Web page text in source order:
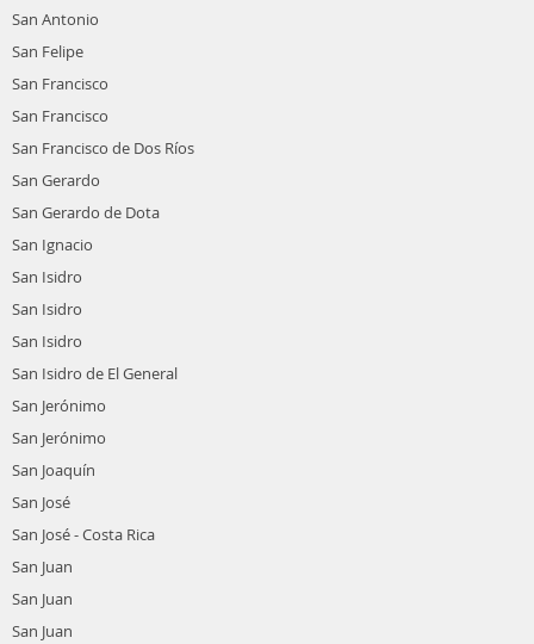
San Antonio
San Felipe
San Francisco
San Francisco
San Francisco de Dos Ríos
San Gerardo
San Gerardo de Dota
San Ignacio
San Isidro
San Isidro
San Isidro
San Isidro de El General
San Jerónimo
San Jerónimo
San Joaquín
San José
San José - Costa Rica
San Juan
San Juan
San Juan